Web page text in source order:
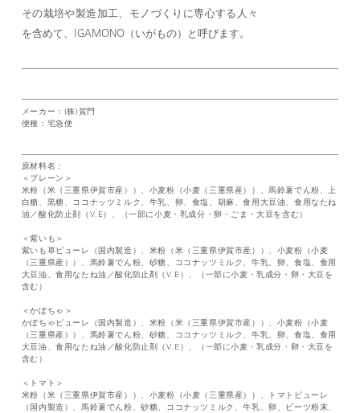
その栽培や製造加工、モノづくりに専心する人々
を含めて、
IGAMONO（いがもの）と呼びます。
メーカー：(株)賀門
便種：宅急便
原材料名：
＜プレーン＞
米粉（米（三重県伊賀市産））、小麦粉（小麦（三重県産））、馬鈴薯でん粉、上
白糖、黒糖、ココナッツミルク、牛乳、卵、食塩、胡麻、食用大豆油、食用なたね
油／酸化防止剤（V.E）、（一部に小麦・乳成分・卵・ごま・大豆を含む）
＜紫いも＞
紫いも草ピューレ（国内製造）、米粉（米（三重県伊賀市産））、小麦粉（小麦
（三重県産））、馬鈴薯でん粉、砂糖、ココナッツミルク、牛乳、卵、食塩、食用
大豆油、食用なたね油／酸化防止剤（V.E）、（一部に小麦・乳成分・卵・大豆を
含む）
＜かぼちゃ＞
かぼちゃピューレ（国内製造）、米粉（米（三重県伊賀市産））、小麦粉（小麦
（三重県産））、馬鈴薯でん粉、砂糖、ココナッツミルク、牛乳、卵、食塩、食用
大豆油、食用なたね油／酸化防止剤（V.E）、（一部に小麦・乳成分・卵・大豆を
含む）
＜トマト＞
米粉（米（三重県伊賀市産））、小麦粉（小麦（三重県産））、トマトピューレ
（国内製造）、馬鈴薯でん粉、砂糖、ココナッツミルク、牛乳、卵、ビーツ粉末、